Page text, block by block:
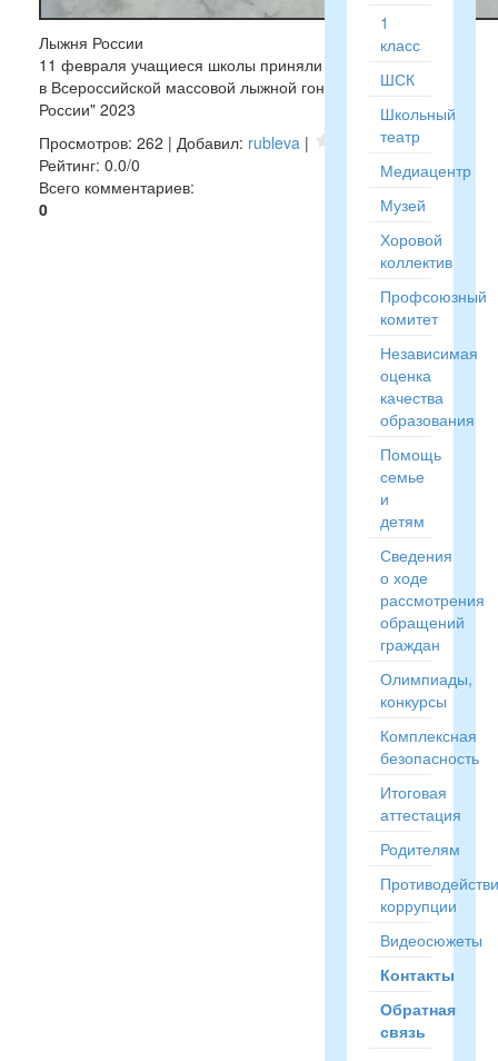
Лыжня России
11 февраля учащиеся школы приняли участе
в Всероссийской массовой лыжной гонке "Лыжня
России" 2023
Просмотров: 262 | Добавил: rubleva |
Рейтинг: 0.0/0
Всего комментариев:
0
1
класс
ШСК
Школьный
театр
Медиацентр
Музей
Хоровой
коллектив
Профсоюзный
комитет
Независимая
оценка
качества
образования
Помощь
семье
и
детям
Сведения
о ходе
рассмотрения
обращений
граждан
Олимпиады,
конкурсы
Комплексная
безопасность
Итоговая
аттестация
Родителям
коррупции
Видеосюжеты
Контакты
Обратная
связь